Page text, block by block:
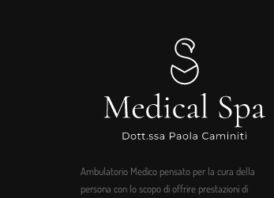
Ambulatorio Medico pensato per la cura della
persona con lo scopo di offrire prestazioni di